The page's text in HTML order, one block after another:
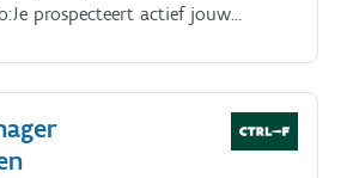
prospecteert actief jouw